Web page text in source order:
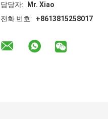
담당자:
Mr. Xiao
전화 번호:
+8613815258017